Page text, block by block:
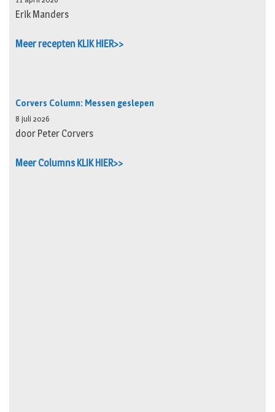
Erik Manders
Meer recepten KLIK HIER>>
Corvers Column: Messen geslepen
8 juli 2026
door Peter Corvers
Meer Columns KLIK HIER>>